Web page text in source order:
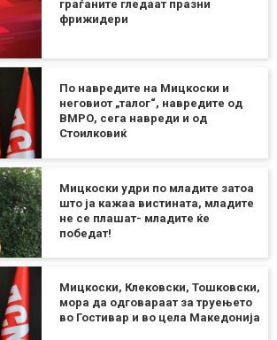
граѓаните гледаат празни
фрижидери
По навредите на Мицкоски и
неговиот „талог“, навредите од
ВМРО, сега навреди и од
Стоилковиќ
Мицкоски удри по младите затоа
што ја кажаа вистината, младите
не се плашат- младите ќе
победат!
Мицкоски, Клековски, Тошковски,
мора да одговараат за труењето
во Гостивар и во цела Македонија